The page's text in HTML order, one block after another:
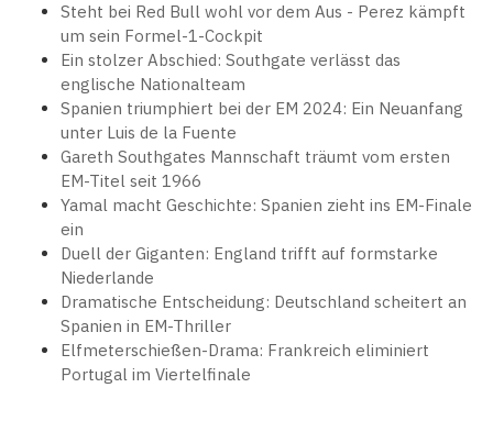
Steht bei Red Bull wohl vor dem Aus - Perez kämpft
um sein Formel-1-Cockpit
Ein stolzer Abschied: Southgate verlässt das
englische Nationalteam
Spanien triumphiert bei der EM 2024: Ein Neuanfang
unter Luis de la Fuente
Gareth Southgates Mannschaft träumt vom ersten
EM-Titel seit 1966
Yamal macht Geschichte: Spanien zieht ins EM-Finale
ein
Duell der Giganten: England trifft auf formstarke
Niederlande
Dramatische Entscheidung: Deutschland scheitert an
Spanien in EM-Thriller
Elfmeterschießen-Drama: Frankreich eliminiert
Portugal im Viertelfinale